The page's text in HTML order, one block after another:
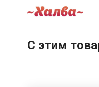
С этим